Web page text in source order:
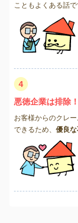
こともよくある話で
4
悪徳企業は排除！
お客様からのクレ
できるため、 優良